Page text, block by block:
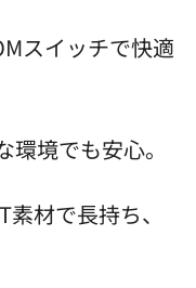
スイッチで快適
環境でも安心。
素材で長持ち、